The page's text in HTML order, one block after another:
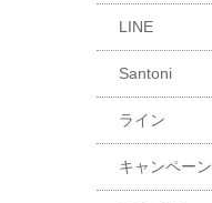
LINE
Santoni
ライン
キャンペーン